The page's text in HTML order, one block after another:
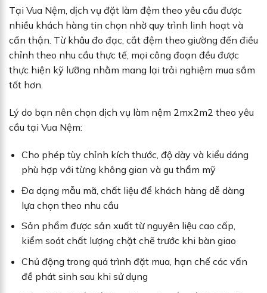
Tại Vua Nệm, dịch vụ đặt làm đệm theo yêu cầu được
nhiều khách hàng tin chọn nhờ quy trình linh hoạt và
cẩn thận. Từ khâu đo đạc, cắt đệm theo giường đến điều
chỉnh theo nhu cầu thực tế, mọi công đoạn đều được
thực hiện kỹ lưỡng nhằm mang lại trải nghiệm mua sắm
tốt hơn.
Lý do bạn nên chọn dịch vụ làm nệm 2mx2m2 theo yêu
cầu tại Vua Nệm:
Cho phép tùy chỉnh kích thước, độ dày và kiểu dáng
phù hợp với từng không gian và gu thẩm mỹ
Đa dạng mẫu mã, chất liệu để khách hàng dễ dàng
lựa chọn theo nhu cầu
Sản phẩm được sản xuất từ nguyên liệu cao cấp,
kiểm soát chất lượng chặt chẽ trước khi bàn giao
Chủ động trong quá trình đặt mua, hạn chế các vấn
đề phát sinh sau khi sử dụng